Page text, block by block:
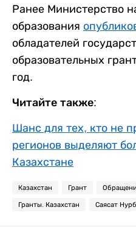
Ранее Министерство
образования
обладателей
образовательных
год.
Читайте также:
Шанс для тех, кто не
регионов выделяют
Казахстане
Казахстан Грант
Гранты. Казахстан Саясат